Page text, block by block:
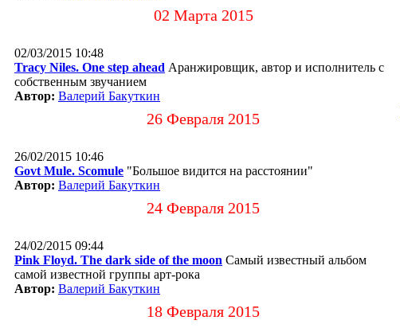
02 Марта 2015
02/03/2015 10:48
Tracy Niles. One step ahead Аранжировщик, автор и исполнитель с
собственным звучанием
Автор: Валерий Бакуткин
26 Февраля 2015
26/02/2015 10:46
Govt Mule. Scomule "Большое видится на расстоянии"
Автор: Валерий Бакуткин
24 Февраля 2015
24/02/2015 09:44
Pink Floyd. The dark side of the moon Самый известный альбом
самой известной группы арт-рока
Автор: Валерий Бакуткин
18 Февраля 2015